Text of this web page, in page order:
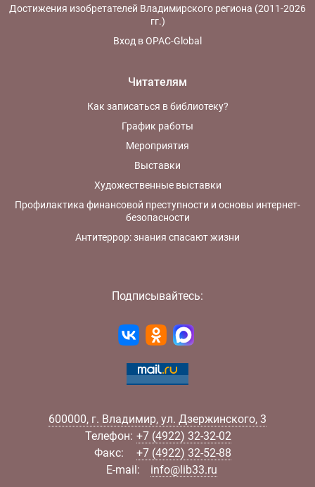
Достижения изобретателей Владимирского региона (2011-2026
гг.)
Вход в OPAC-Global
Читателям
Как записаться в библиотеку?
График работы
Мероприятия
Выставки
Художественные выставки
Профилактика финансовой преступности и основы интернет-
безопасности
Антитеррор: знания спасают жизни
Подписывайтесь:
600000, г. Владимир, ул. Дзержинского, 3
Телефон: +7 (4922) 32-32-02
Факс:
+7 (4922) 32-52-88
E-mail:
info@lib33.ru